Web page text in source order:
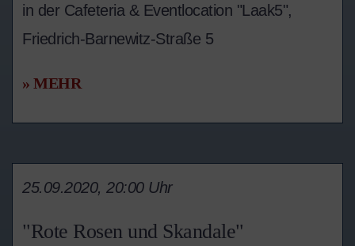
in der Cafeteria & Eventlocation "Laak5",
Friedrich-Barnewitz-Straße 5
» MEHR
"Rote Rosen und Skandale"
25.09.2020, 20:00 Uhr